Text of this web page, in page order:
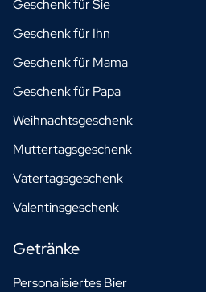
Geschenk für Sie
Geschenk für Ihn
Geschenk für Mama
Geschenk für Papa
Weihnachtsgeschenk
Muttertagsgeschenk
Vatertagsgeschenk
Valentinsgeschenk
Getränke
Personalisiertes Bier